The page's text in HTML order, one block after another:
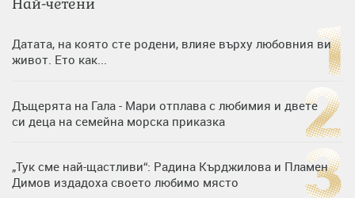
Датата, на която сте родени, влияе върху любовния ви
живот. Ето как...
Дъщерята на Гала - Мари отплава с любимия и двете
си деца на семейна морска приказка
„Тук сме най-щастливи“: Радина Кърджилова и Пламен
Димов издадоха своето любимо място